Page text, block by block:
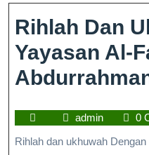
Rihlah Dan
Yayasan Al-
admin 0
Rihlah dan ukhuwah